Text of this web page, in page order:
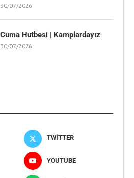
30/07/2026
Cuma Hutbesi | Kamplardayız
30/07/2026
TWITTER
YOUTUBE